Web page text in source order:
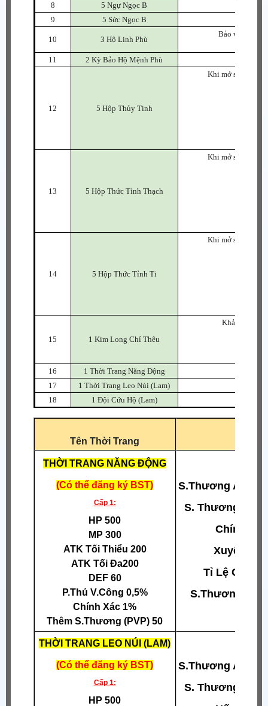
8
5 Ngự Ngọc B
9
5 Sức Ngọc B
10 3 Hộ Linh Phù
Bảo vệ trang
11
2 Kỳ Bảo Hộ Mệnh Phù
12 5 Hộp Thủy Tinh
Khi mở sẽ nhận
13 5 Hộp Thức Tỉnh Thạch
Khi mở sẽ nhận
14 5 Hộp Thức Tỉnh Ti
Khi mở sẽ nhận
15 1 Kim Long Chỉ Thêu
Khảm vào
16
1 Thời Trang Năng Động
17
1 Thời Trang Leo Núi (Lam)
18
1 Đội Cứu Hộ (Lam)
Tên Thời Trang
THỜI TRANG NĂNG ĐỘNG
(Có thể đăng ký BST)
Cấp 1:
HP 500
MP 300
ATK Tối Thiểu 200
ATK Tối Đa200
DEF 60
P.Thủ V.Công 0,5%
Chính Xác 1%
Thêm S.Thương (PVP) 50
S.Thương ATK
S. Thương ATK
Chính
Xuyên
Tỉ Lệ Chí
S.Thương Chí
THỜI TRANG LEO NÚI (LAM)
(Có thể đăng ký BST)
Cấp 1:
HP 500
S.Thương ATK
S. Thương ATK